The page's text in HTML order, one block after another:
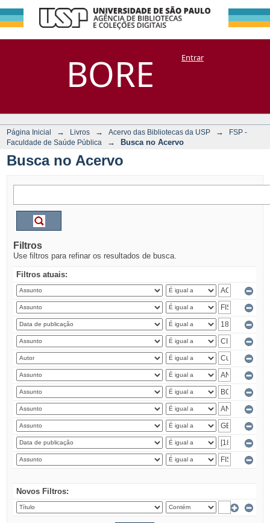
BORE
Busca no Acervo
DSpace/Manakin + CoriscoEntrar
Página Inicial → Livros → Acervo das Bibliotecas da USP →
FSP -
Faculdade de Saúde Pública
→ Busca no Acervo
Busca no Acervo
Filtros
Use filtros para refinar os resultados de busca.
Filtros atuais:
Novos Filtros: